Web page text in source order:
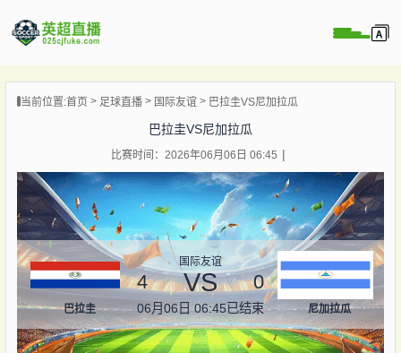
播
像
闻
当前位置:首页 足球直播 国际友谊 巴拉圭VS尼加拉瓜
巴拉圭VS尼加拉瓜
比赛时间：2026年06月06日 06:45
巴拉圭
国际友谊
4 VS 0
06月06日 06:45已结束 尼加拉瓜